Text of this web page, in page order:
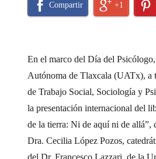
Compartir +1
En el marco del Día del
Autónoma de Tlaxcala (UATx), a
de Trabajo Social, Sociología y
la presentación internacional del
de la tierra: Ni de aquí ni de allá”,
Dra. Cecilia López Pozos,
del Dr. Francesco Lazzari, de la